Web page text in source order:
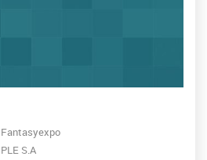
Fantasyexpo
PLE S.A